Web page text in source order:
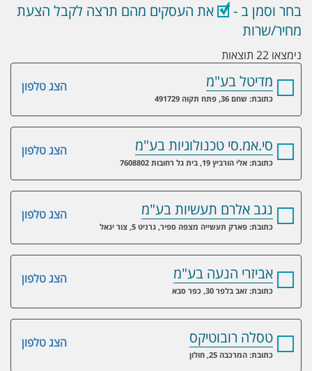
בחר וסמן ב -
את העסקים מהם תרצה לקבל הצעת
מחיר/שרות
נימצאו 22 תוצאות
הצג טלפון מדיטל בע"מ
כתובת: שחם 36, פתח תקוה 491729
הצג טלפון סי.אמ.סי טכנולוגיות בע"מ
כתובת: אלי הורביץ 19, בית גל רחובות 7608802
הצג טלפון נגב אלרם תעשיות בע"מ
כתובת: פארק תעשייה מצפה ספיר, גרניט 5, צור יגאל
הצג טלפון אביזרי הנעה בע"מ
כתובת: זאב בלפר 30, כפר סבא
הצג טלפון טסלה רובוטיקס
כתובת: המרכבה 25, חולון